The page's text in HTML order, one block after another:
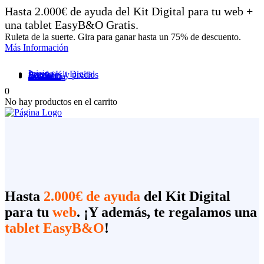
Hasta 2.000€ de ayuda del Kit Digital para tu web +
una tablet EasyB&O Gratis.
Ruleta de la suerte. Gira para ganar hasta un 75% de descuento.
Más Información
Inicio
Ayuda Kit Digital
Servicios y precios
Portfolio
Contacto
Mi cuenta
0
No hay productos en el carrito
Hasta 2.000€ de ayuda del Kit Digital
para tu web. ¡Y además, te regalamos una
tablet EasyB&O!